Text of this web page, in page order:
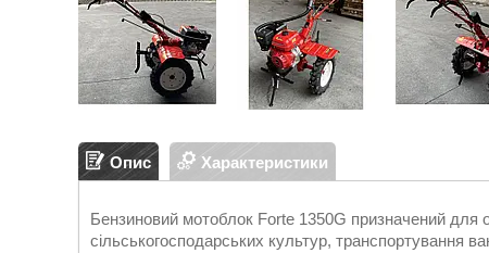
Опис Характеристики
Бензиновий мотоблок Forte 1350G призначений для
сільськогосподарських культур, транспортування